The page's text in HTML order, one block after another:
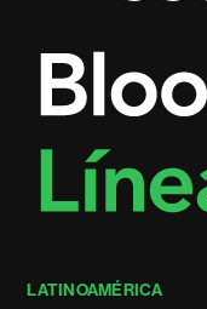
LATINOAMÉRICA